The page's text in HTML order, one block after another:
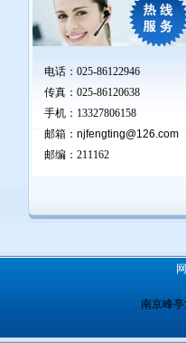
电话：025-86122946
传真：025-86120638
手机：13327806158
邮箱： njfengting@126.com
邮编：211162
南京峰